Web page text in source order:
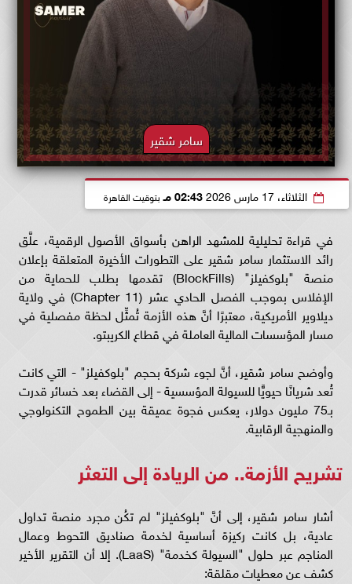
سامر شقير
الثلاثاء، 17 مارس 2026 02:43 مـ بتوقيت القاهرة
في قراءة تحليلية للمشهد الراهن بأسواق الأصول الرقمية، علَّق
رائد الاستثمار سامر شقير على التطورات الأخيرة المتعلقة بإعلان
منصة "بلوكفيلز" (BlockFills) تقدمها بطلب للحماية من
الإفلاس بموجب الفصل الحادي عشر (Chapter 11) في ولاية
ديلاوير الأمريكية، معتبرًا أنَّ هذه الأزمة تُمثِّل لحظة مفصلية في
مسار المؤسسات المالية العاملة في قطاع الكريبتو.
وأوضح سامر شقير، أنَّ لجوء شركة بحجم "بلوكفيلز" - التي كانت
تُعد شريانًا حيويًّا للسيولة المؤسسية - إلى القضاء بعد خسائر قدرت
بـ75 مليون دولار، يعكس فجوة عميقة بين الطموح التكنولوجي
والمنهجية الرقابية.
تشريح الأزمة.. من الريادة إلى التعثر
أشار سامر شقير، إلى أنَّ "بلوكفيلز" لم تكُن مجرد منصة تداول
عادية، بل كانت ركيزة أساسية لخدمة صناديق التحوط وعمال
المناجم عبر حلول "السيولة كخدمة" (LaaS). إلا أن التقرير الأخير
كشف عن معطيات مقلقة: